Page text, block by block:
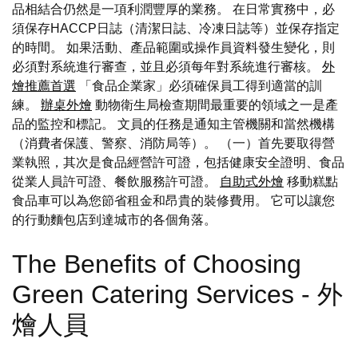
品相結合仍然是一項利潤豐厚的業務。 在日常實務中，必
須保存HACCP日誌（清潔日誌、冷凍日誌等）並保存指定
的時間。 如果活動、產品範圍或操作員資料發生變化，則
必須對系統進行審查，並且必須每年對系統進行審核。 外
燴推薦首選 「食品企業家」必須確保員工得到適當的訓
練。 辦桌外燴 動物衛生局檢查期間最重要的領域之一是產
品的監控和標記。 文員的任務是通知主管機關和當然機構
（消費者保護、警察、消防局等）。 （一）首先要取得營
業執照，其次是食品經營許可證，包括健康安全證明、食品
從業人員許可證、餐飲服務許可證。
自助式外燴 移動糕點
食品車可以為您節省租金和昂貴的裝修費用。 它可以讓您
的行動麵包店到達城市的各個角落。
The Benefits of Choosing
Green Catering Services - 外
燴人員